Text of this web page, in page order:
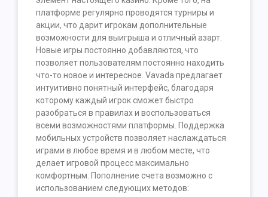
платформе регулярно проводятся турниры и
акции, что дарит игрокам дополнительные
возможности для выигрыша и отличный азарт.
Новые игры постоянно добавляются, что
позволяет пользователям постоянно находить
что-то новое и интересное. Vavada предлагает
интуитивно понятный интерфейс, благодаря
которому каждый игрок сможет быстро
разобраться в правилах и воспользоваться
всеми возможностями платформы. Поддержка
мобильных устройств позволяет наслаждаться
играми в любое время и в любом месте, что
делает игровой процесс максимально
комфортным. Пополнение счета возможно с
использованием следующих методов: